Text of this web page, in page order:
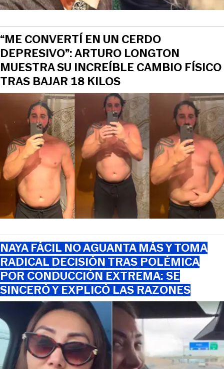
“ME CONVERTÍ EN UN CERDO
DEPRESIVO”: ARTURO LONGTON
MUESTRA SU INCREÍBLE CAMBIO FÍSICO
TRAS BAJAR 18 KILOS
NAYA FÁCIL NO AGUANTA MÁS Y TOMA
RADICAL DECISIÓN TRAS POLÉMICA
POR CONDUCCIÓN EXTREMA: SE
SINCERÓ Y EXPLICÓ LAS RAZONES